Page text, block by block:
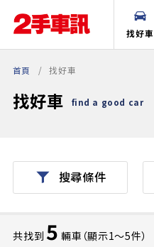
找好車
首頁 找好車
找好車 find a good car
搜尋條件
共找到 5 輛車（顯示1〜5件）